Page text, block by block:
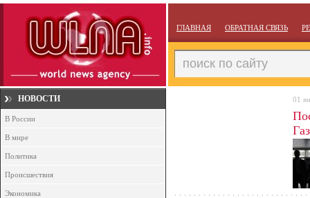
ГЛАВНАЯ ОБРАТНАЯ СВЯЗЬ
НОВОСТИ
В России
В мире
Политика
Происшествия
Экономика
01